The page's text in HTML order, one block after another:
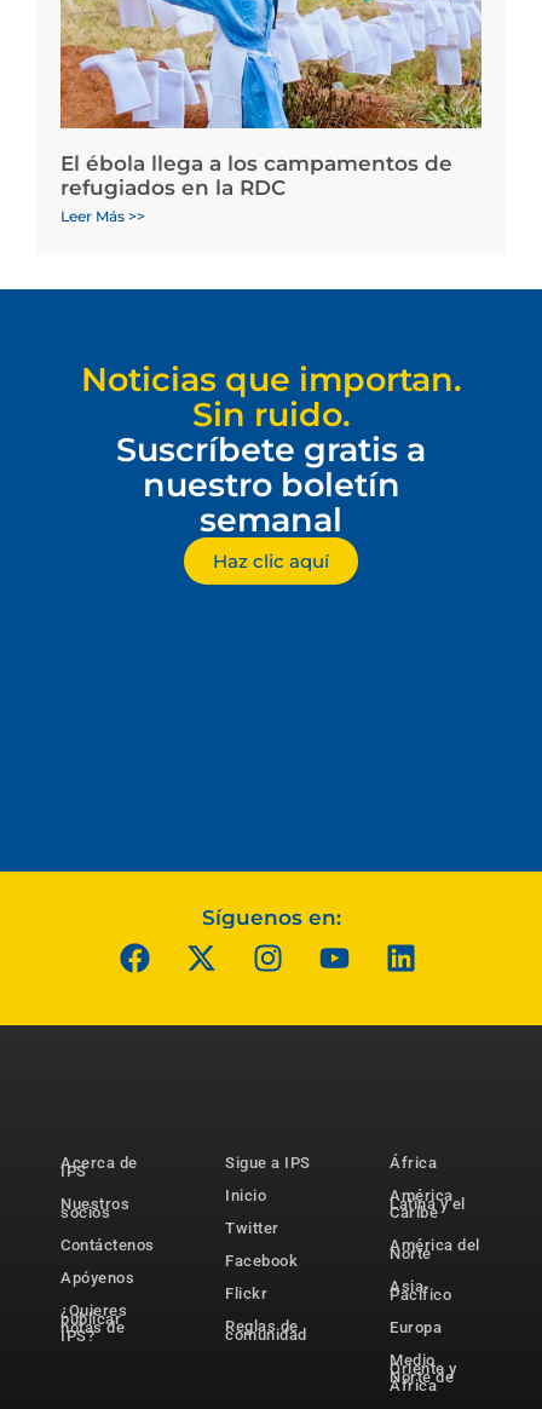
El ébola llega a los campamentos de
refugiados en la RDC
Leer Más >>
Noticias que importan.
Sin ruido.
Suscríbete gratis a
nuestro boletín
semanal
Haz clic aquí
Síguenos en:
Acerca de
IPS
Nuestros
socios
Contáctenos
Apóyenos
¿Quieres
publicar
notas de
IPS?
Sigue a IPS
Inicio
Twitter
Facebook
Flickr
Reglas de
comunidad
África
América
Latina y el
Caribe
América del
Norte
Asia-
Pacífico
Europa
Medio
Oriente y
Norte de
África